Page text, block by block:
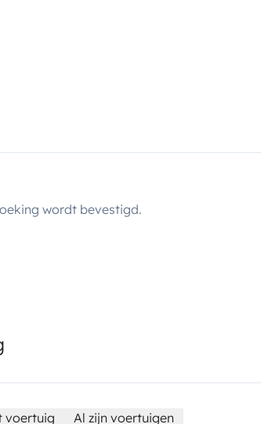
wordt bevestigd.
voertuig Al zijn voertuigen